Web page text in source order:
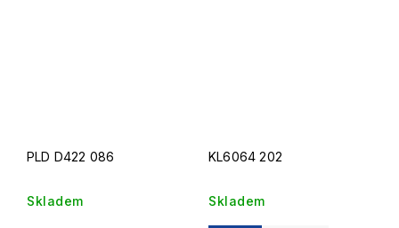
PLD D422 086
Skladem
KL6064 202
Skladem